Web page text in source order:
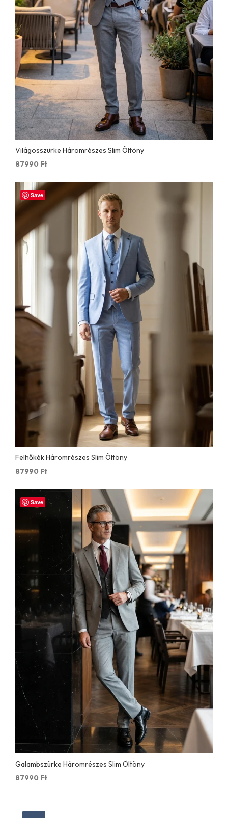
Világosszürke Háromrészes Slim Öltöny
87990 Ft
Save
Felhőkék Háromrészes Slim Öltöny
87990 Ft
Save
Galambszürke Háromrészes Slim Öltöny
87990 Ft